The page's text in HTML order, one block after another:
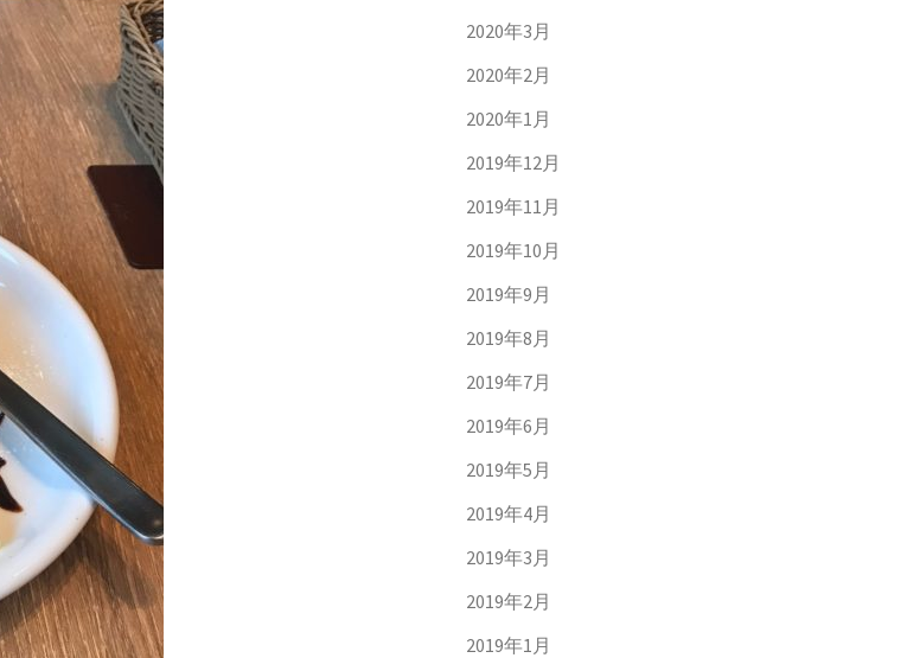
2020年3月
2020年2月
2020年1月
2019年12月
2019年11月
2019年10月
2019年9月
2019年8月
2019年7月
2019年6月
2019年5月
2019年4月
2019年3月
2019年2月
2019年1月